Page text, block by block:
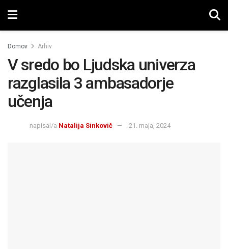
Domov Arhiv
V sredo bo Ljudska univerza
razglasila 3 ambasadorje
učenja
napisal/a Natalija Sinkovič 21. maja, 2024